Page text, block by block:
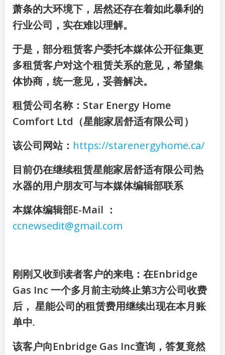
萧条的大环境下，居然还存在着如此暴利的
行业公司，实在难以理解。
于是，部分租赁客户委托本媒体公开征集更
多租赁客户对这个租赁关系的意见，希望集
体协商，统一意见，妥善解决。
租赁公司名称：Star Energy Home
Comfort Ltd（星能家居舒适有限公司）
该公司网站： https://starenergyhome.ca/
目前仍在继续租赁星能家居舒适有限公司热
水器的用户朋友可与本媒体编辑部联系
本媒体编辑部E-Mail ：
ccnewsedit@gmail.com
刚刚又收到读者客户的来电：在Enbridge
Gas Inc 一个多月前主动终止第3方公司收费
后， 星能公司的租赁费用继续出现在本月账
单中.
该客户向Enbridge Gas Inc查询，答复竟然